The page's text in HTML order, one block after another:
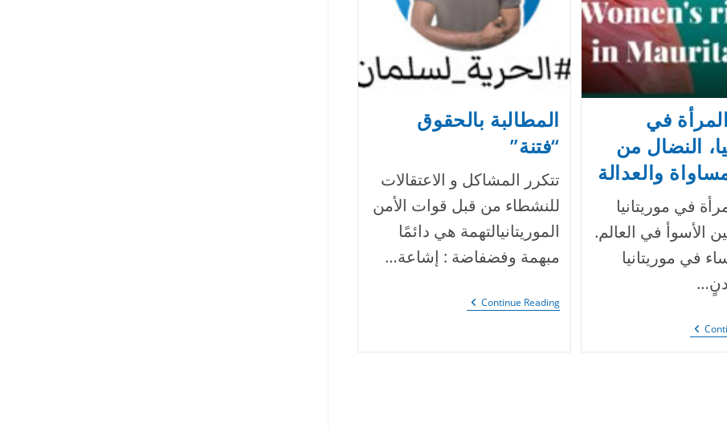
في
النضال من
والعدالة
في موريتانيا
الأسوأ في العالم.
في موريتانيا
حقوق
المرأة
المطالبة بالحقوق
“فتنة”
تتكرر المشاكل و الاعتقالات
للنشطاء من قبل قوات الأمن
الموريتانيالتهمة هي دائمًا
مبهمة وفضفاضة : إشاعة…
Continue Readingالمطالبة
بالحقوق